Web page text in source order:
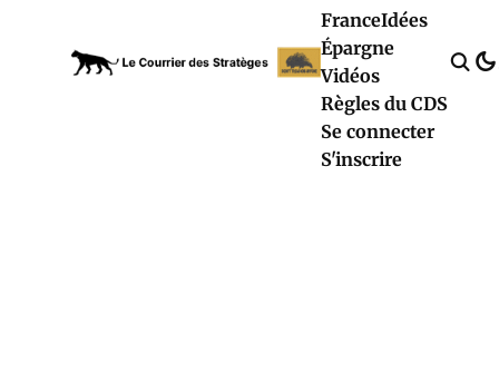
FranceIdées
Épargne
Vidéos
Règles du CDS
Se connecter
S'inscrire